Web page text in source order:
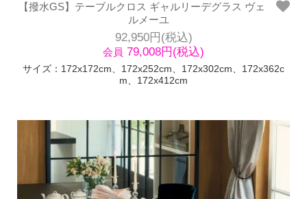
【撥水GS】テーブルクロス ギャルリーデグラス ヴェ
ルメーユ
92,950円(税込)
会員 79,008円(税込)
サイズ：172x172cm、172x252cm、172x302cm、172x362c
m、172x412cm